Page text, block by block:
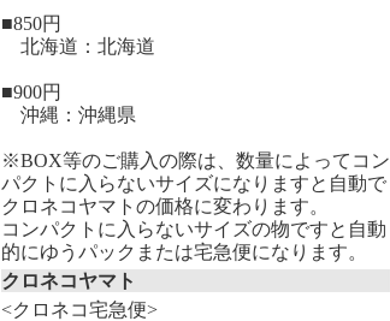
■850円
北海道：北海道
■900円
沖縄：沖縄県
※BOX等のご購入の際は、数量によってコン
パクトに入らないサイズになりますと自動で
クロネコヤマトの価格に変わります。
コンパクトに入らないサイズの物ですと自動
的にゆうパックまたは宅急便になります。
クロネコヤマト
<クロネコ宅急便>